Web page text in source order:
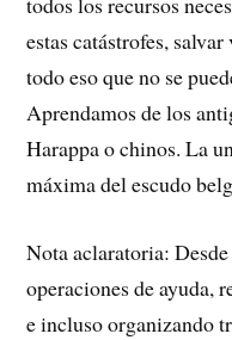
estas catástrofes,
todo eso que no se
Aprendamos de los
Harappa o chinos. La
máxima del escudo
Nota aclaratoria:
operaciones de ayuda,
e incluso organizando